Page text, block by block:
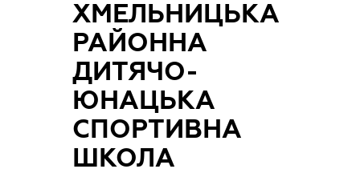
ХМЕЛЬНИЦЬКА
РАЙОННА
ДИТЯЧО-
ЮНАЦЬКА
СПОРТИВНА
ШКОЛА